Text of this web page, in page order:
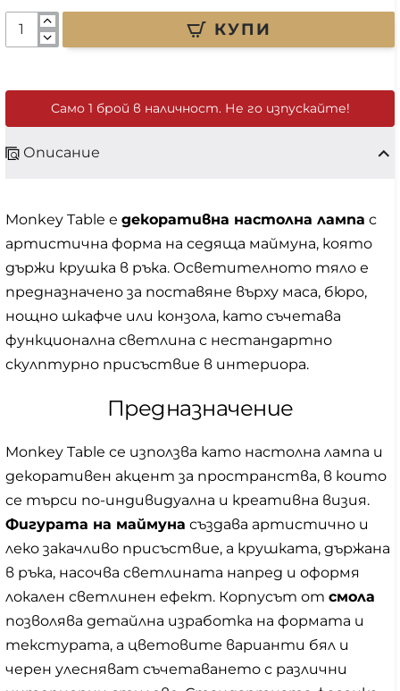
КУПИ
Описание
Monkey Table е декоративна настолна лампа с
артистична форма на седяща маймуна, която
държи крушка в ръка. Осветителното тяло е
предназначено за поставяне върху маса, бюро,
нощно шкафче или конзола, като съчетава
функционална светлина с нестандартно
скулптурно присъствие в интериора.
Предназначение
Monkey Table се използва като настолна лампа и
декоративен акцент за пространства, в които
се търси по-индивидуална и креативна визия.
Фигурата на маймуна създава артистично и
леко закачливо присъствие, а крушката, държана
в ръка, насочва светлината напред и оформя
локален светлинен ефект. Корпусът от смола
позволява детайлна изработка на формата и
текстурата, а цветовите варианти бял и
черен улесняват съчетаването с различни
Само 1 брой в наличност. Не го изпускайте!